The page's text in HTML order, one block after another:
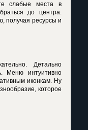
слабые места в
до центра.
получая ресурсы и
Детально
Меню интуитивно
иконкам. Ну
которое